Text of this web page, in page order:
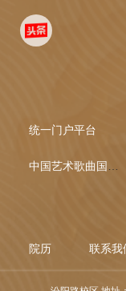
统一门户平台
中国艺术歌曲国际声乐比赛
院历 联系我